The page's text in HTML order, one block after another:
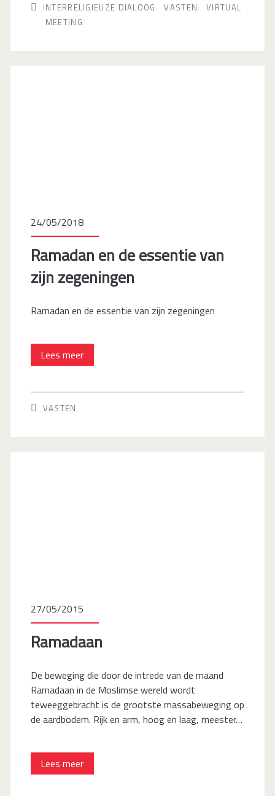
INTERRELIGIEUZE DIALOOG
VASTEN
VIRTUAL
MEETING
24/05/2018
Ramadan en de essentie van
zijn zegeningen
Ramadan en de essentie van zijn zegeningen
Lees meerRamadan
VASTEN
27/05/2015
Ramadaan
De beweging die door de intrede van de maand
Ramadaan in de Moslimse wereld wordt
teweeggebracht is de grootste massabeweging op
de aardbodem. Rijk en arm, hoog en laag, meester…
Lees meerRamadaan